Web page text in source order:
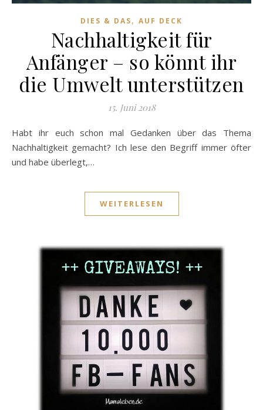
DIES & DAS, AUF DECK
Nachhaltigkeit für
Anfänger – so könnt ihr
die Umwelt unterstützen
15. Juni 2018
Habt ihr euch schon mal Gedanken über das Thema
Nachhaltigkeit gemacht? Ich lese den Begriff immer öfter
und habe überlegt,…
WEITERLESEN